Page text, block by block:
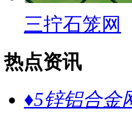
三拧石笼网
热点资讯
♦5锌铝合金